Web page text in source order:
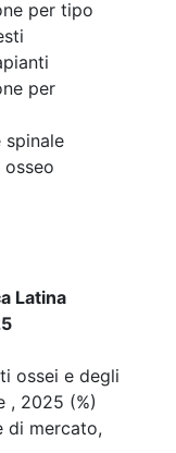
per tipo
per
spinale
osseo
Latina
ossei e degli
, 2025 (%)
di mercato,